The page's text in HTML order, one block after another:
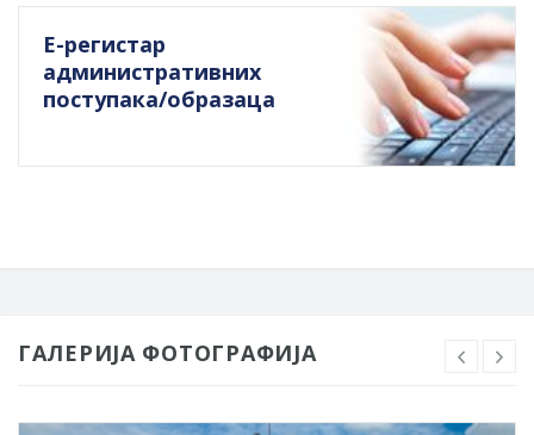
Е-регистар
административних
поступака/образаца
ГАЛЕРИЈА ФОТОГРАФИЈА